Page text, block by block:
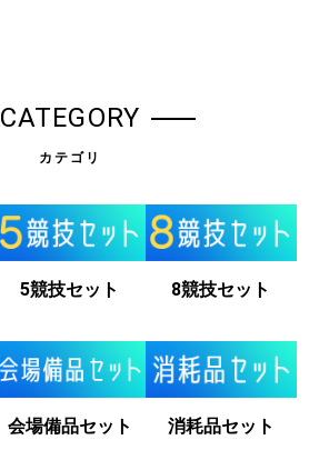
CATEGORY
カテゴリ
5競技セット 8競技セット
会場備品セット 消耗品セット